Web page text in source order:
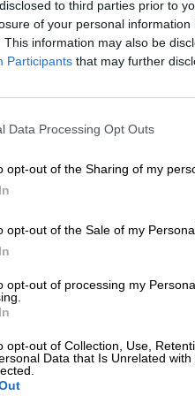
to third parties prior to
of your personal
This information may also be
Participants that may further
Data Processing Opt Outs
opt-out of the Sharing of my
opt-out of the Sale of my
opt-out of processing my
opt-out of Collection, Use,
Data that Is Unrelated
Paula Rojas
Más artículos de este
martes, 16 de octubre de 2018
Orden Civil
jueves, 28 de marzo de 2019